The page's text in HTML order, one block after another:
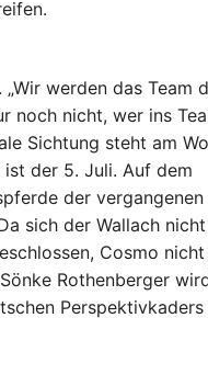
werden das Team
noch nicht, wer ins
Sichtung steht am
der 5. Juli. Auf dem
der vergangenen
sich der Wallach
Cosmo
Rothenberger
Perspektivkaders